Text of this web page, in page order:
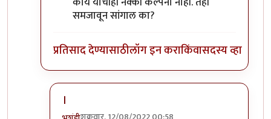
समजावून सांगाल का?
प्रतिसाद देण्यासाठीलॉग इन कराकिंवासदस्य व्हा
।